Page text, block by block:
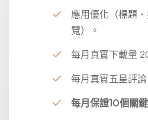
應用優化（標題
覽）。
每月真實下載量
每月真實五星評
每月保證10個關